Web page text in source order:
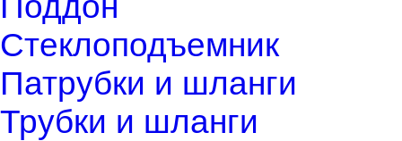
Стеклоподъемник
Патрубки и шланги
Трубки и шланги